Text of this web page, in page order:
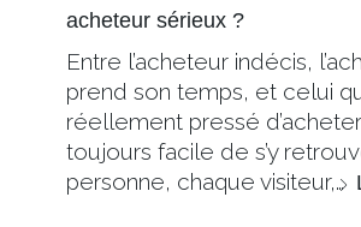
acheteur sérieux ?
Entre l’acheteur indécis,
prend son temps, et celui
réellement pressé
toujours facile de s’y
personne, chaque visiteur,…